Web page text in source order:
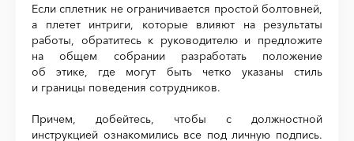
Если сплетник не ограничивается простой болтовней,
а плетет интриги, которые влияют на результаты
работы, обратитесь к руководителю и предложите
на общем собрании разработать положение
об этике, где могут быть четко указаны стиль
и границы поведения сотрудников.
Причем, добейтесь, чтобы с должностной
инструкцией ознакомились все под личную подпись.